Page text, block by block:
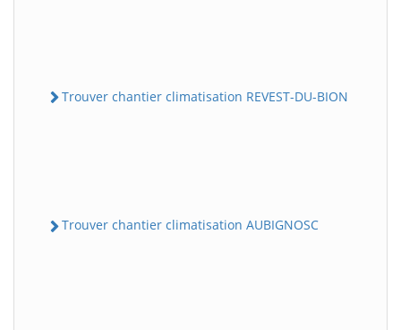
Trouver chantier climatisation REVEST-DU-BION
Trouver chantier climatisation AUBIGNOSC